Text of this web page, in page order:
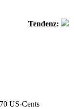
Tendenz:
US-Cents